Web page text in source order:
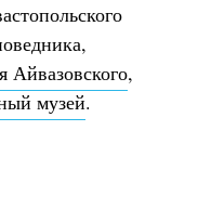
Айвазовского,
музей.